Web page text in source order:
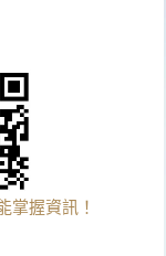
掌握資訊！